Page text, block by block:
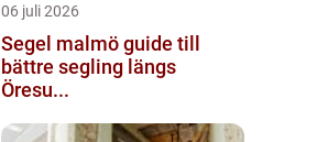
06 juli 2026
Segel malmö guide till
bättre segling längs
Öresu...